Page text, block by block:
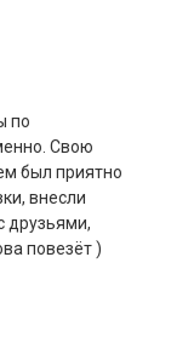
по
Свою
был приятно
внесли
друзьями,
повезёт )